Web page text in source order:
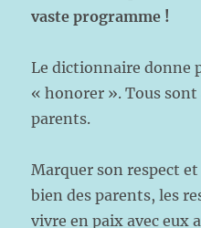
vaste programme !
Le dictionnaire donne
« honorer ». Tous
parents.
Marquer son respect
bien des parents, les
vivre en paix avec eux